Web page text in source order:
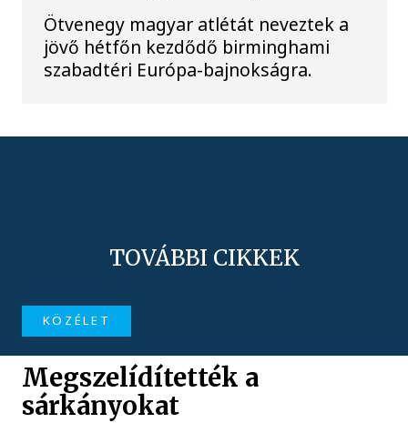
Ötvenegy magyar atlétát neveztek a
jövő hétfőn kezdődő birminghami
szabadtéri Európa-bajnokságra.
TOVÁBBI CIKKEK
KÖZÉLET
Megszelídítették a
sárkányokat